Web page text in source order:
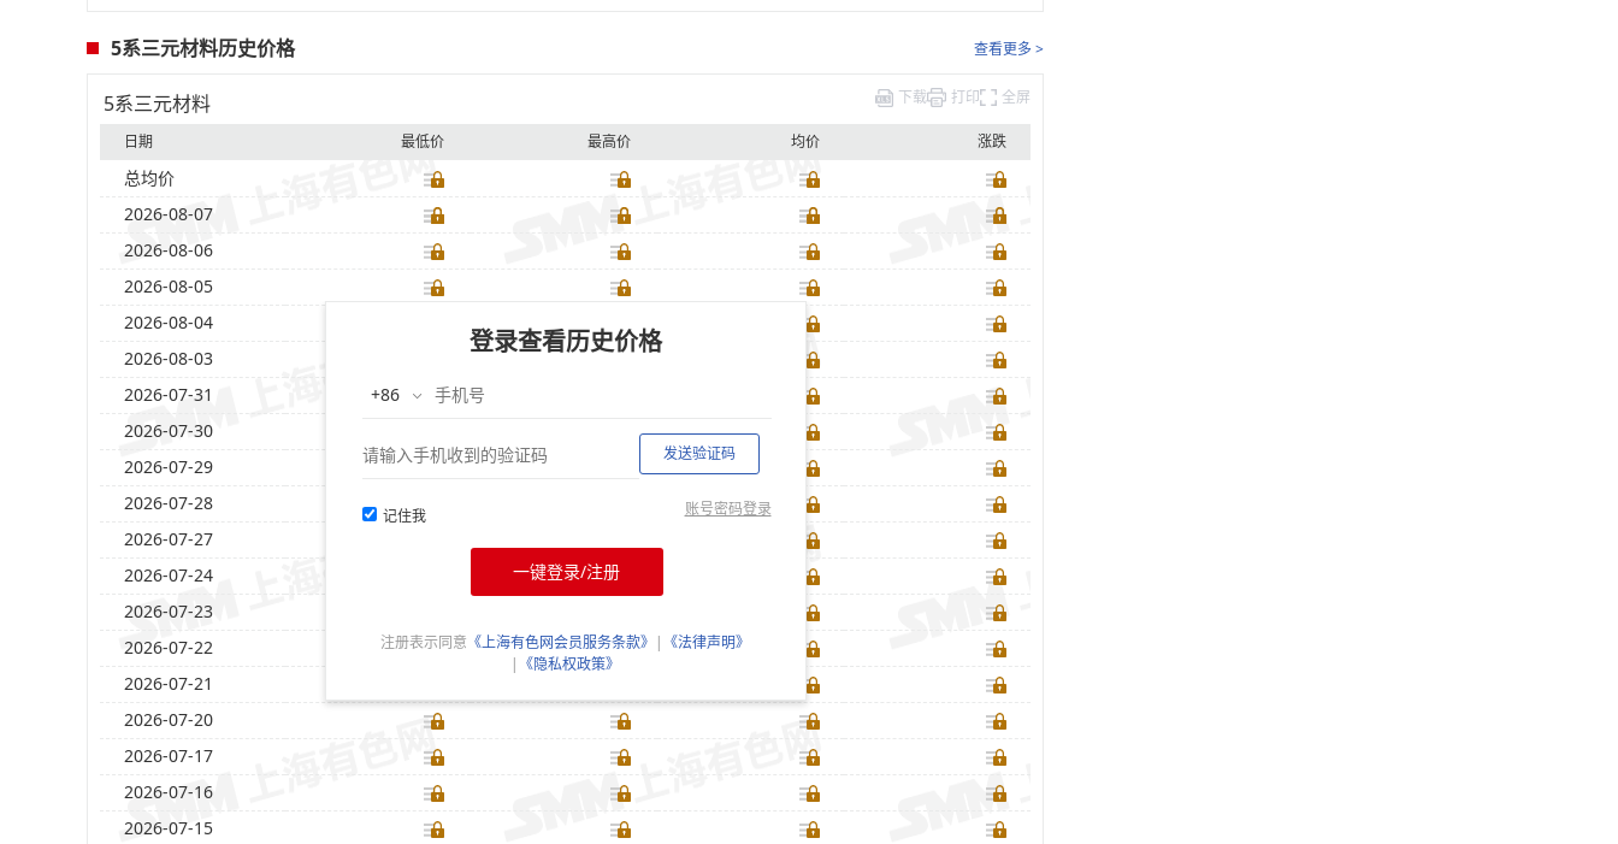
5系三元材料历史价格 查看更多 >
5系三元材料 下载 打印 全屏
日期 最低价 最高价 均价 涨跌
总均价
2026-08-07
2026-08-06
2026-08-05
2026-08-04
2026-08-03
2026-07-31
2026-07-30
2026-07-29
2026-07-28
2026-07-27
2026-07-24
2026-07-23
2026-07-22
2026-07-21
2026-07-20
2026-07-17
2026-07-16
2026-07-15
登录查看历史价格
发送验证码
记住我 账号密码登录
一键登录/注册
注册表示同意 《上海有色网会员服务条款》 | 《法律声明》
| 《隐私权政策》